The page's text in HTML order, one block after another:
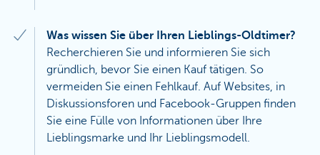
Was wissen Sie über Ihren Lieblings-Oldtimer?
Recherchieren Sie und informieren Sie sich
gründlich, bevor Sie einen Kauf tätigen. So
vermeiden Sie einen Fehlkauf. Auf Websites, in
Diskussionsforen und Facebook-Gruppen finden
Sie eine Fülle von Informationen über Ihre
Lieblingsmarke und Ihr Lieblingsmodell.